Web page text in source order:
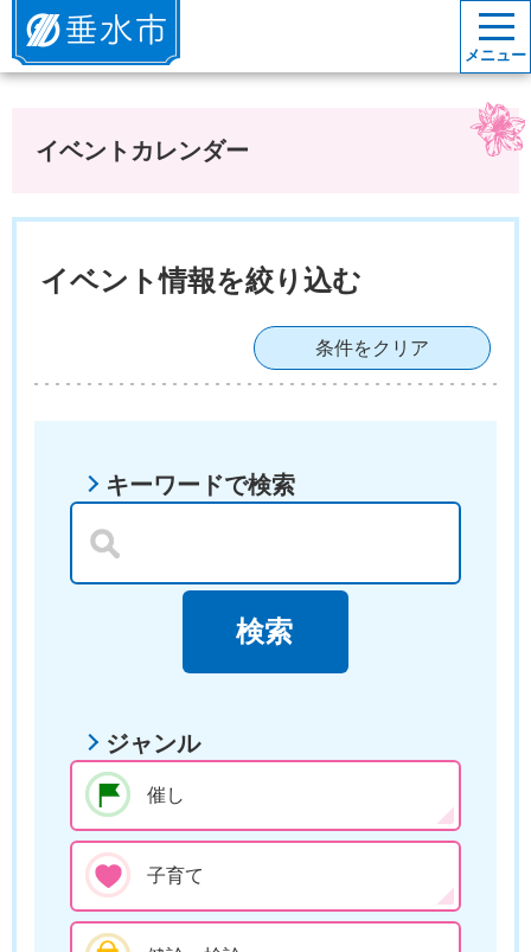
垂水市
メニュー
イベントカレンダー
イベント情報を絞り込む
条件をクリア
キーワードで検索
ジャンル
催し
子育て